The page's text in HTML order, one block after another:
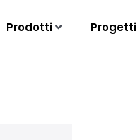
Prodotti Progetti